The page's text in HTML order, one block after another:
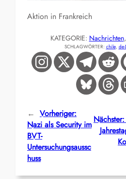
Aktion in Frankreich
KATEGORIE: Nachrichten,
SCHLAGWÖRTER: chile,
← Vorheriger:
Nazi als Security im
BVT-
Untersuchungsaussc
huss
Nächster: